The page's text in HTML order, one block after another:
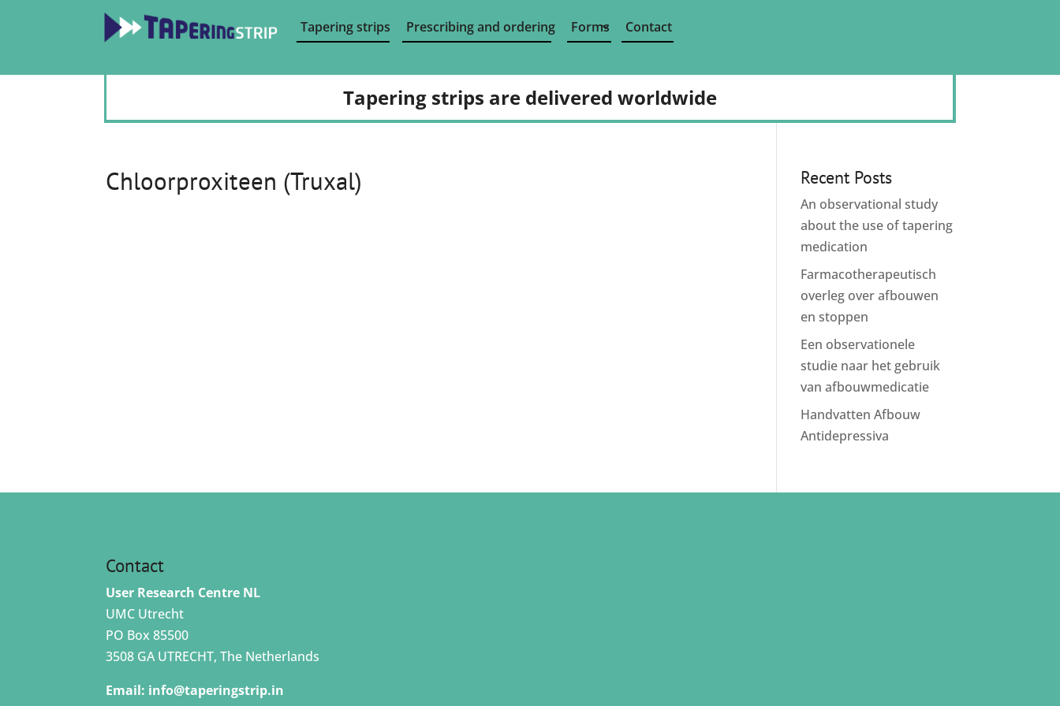
Tapering strips Prescribing and ordering Forms Contact
Tapering strips are delivered worldwide
Chloorproxiteen (Truxal) Recent Posts
An observational study
about the use of tapering
medication
Farmacotherapeutisch
overleg over afbouwen
en stoppen
Een observationele
studie naar het gebruik
van afbouwmedicatie
Handvatten Afbouw
Antidepressiva
Contact
User Research Centre NL
UMC Utrecht
PO Box 85500
3508 GA UTRECHT, The Netherlands
Email: info@taperingstrip.in